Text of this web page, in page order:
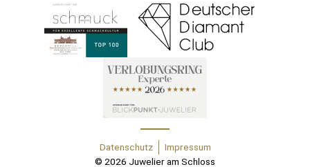
Datenschutz
Impressum
© 2026 Juwelier am Schloss